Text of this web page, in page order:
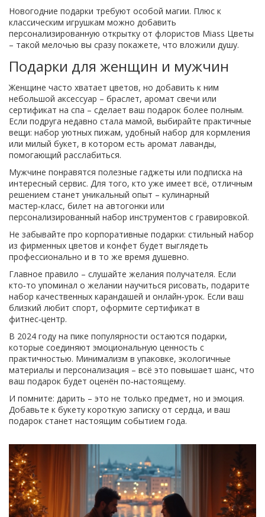
Новогодние подарки требуют особой магии. Плюс к
классическим игрушкам можно добавить
персонализированную открытку от флористов Miass Цветы
– такой мелочью вы сразу покажете, что вложили душу.
Подарки для женщин и мужчин
Женщине часто хватает цветов, но добавить к ним
небольшой аксессуар – браслет, аромат свечи или
сертификат на спа – сделает ваш подарок более полным.
Если подруга недавно стала мамой, выбирайте практичные
вещи: набор уютных пижам, удобный набор для кормления
или милый букет, в котором есть аромат лаванды,
помогающий расслабиться.
Мужчине понравятся полезные гаджеты или подписка на
интересный сервис. Для того, кто уже имеет всё, отличным
решением станет уникальный опыт – кулинарный
мастер‑класс, билет на автогонки или
персонализированный набор инструментов с гравировкой.
Не забывайте про корпоративные подарки: стильный набор
из фирменных цветов и конфет будет выглядеть
профессионально и в то же время душевно.
Главное правило – слушайте желания получателя. Если
кто‑то упоминал о желании научиться рисовать, подарите
набор качественных карандашей и онлайн‑урок. Если ваш
близкий любит спорт, оформите сертификат в
фитнес‑центр.
В 2024 году на пике популярности остаются подарки,
которые соединяют эмоциональную ценность с
практичностью. Минимализм в упаковке, экологичные
материалы и персонализация – всё это повышает шанс, что
ваш подарок будет оценён по‑настоящему.
И помните: дарить – это не только предмет, но и эмоция.
Добавьте к букету короткую записку от сердца, и ваш
подарок станет настоящим событием года.